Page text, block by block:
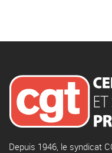
Depuis 1946, le syndicat